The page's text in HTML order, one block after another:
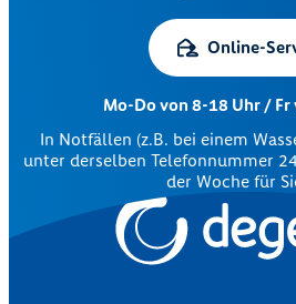
Online-
Mo-Do von 8-18 Uhr / Fr
In Notfällen (z.B. bei einem
unter derselben Telefonnummer
der Woche für